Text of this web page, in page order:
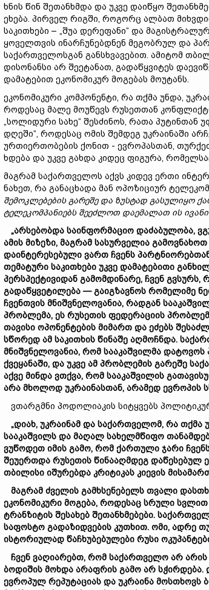
ხნის წინ შეთანხმდა და უკვე დაიწყო
ეხება. პირველ რიგში, როგორც ალბათ
საკითხები – „შუა დერეფანი“ და
ყოველთვის ინარჩუნებდნენ მეგობრულ და
საქართველოსგან განსხვავებით. ამიტომ
დისონანსი არ შეეტანათ, გადაწყვიტეს
დამატებით ეკონომიკურ მოგებას მოუტანს.
ეკონომიკური კომპონენტი, რა თქმა უნდა,
როდესაც მალე მოუწევს რუსეთთან
„სოლიდური სახე“ შესძინოს, რათა
დღეში“, როდესაც ომის შემდეგ უკრაინაში
ურთიერთობების ქონით - ევროპასთან,
ხდება და უკვე გახდა კიდეც ფიგურა,
მაგრამ საქართველოს აქვს კიდევ ერთი
ნახეთ, რა განაცხადა მან ოპოზიციურ
შემოკლებების გარეშე და ზუსტად გასულიყო
ტელეკომპანიებს შეეძლოთ დაემალათ ის
„არსებობდა საინფორმაციო დაძაბულობა,
ამის მიზეზი, მაგრამ სასურველია გამოვნახოთ
დაინტერესებული ვართ ჩვენს
თემატური საკითხები უკვე დამატებითი
პერსპექტივიდან გამომდინარე, ჩვენ გვსურს,
გადაწყვეტილება —გაიგზავნოს რომელიმე
ჩვენთვის მნიშვნელოვანია, რადგან
პრობლემა, ეს რუსეთის ფედერაციის
თავისი ოპონენტების მიმართ და ეძებს
სწორედ ამ საკითხის წინაშე აღმოჩნდა.
მნიშვნელოვანია, რომ სააკაშვილმა დატოვოს
ქვეყანაში, და უკვე ამ პრობლემის გარეშე
აქვე მინდა ვთქვა, რომ სააკაშვილის
არა მხოლოდ უკრაინასთან, არამედ ევროპის
ვთარგმნი პოდოლიაკის სიტყვებს
„დიახ, უკრაინამ და საქართველომ, რა თქმა
სააკაშვილს და მაღალ სახელმწიფო
ვუწოდეთ იმის გამო, რომ ქართული ჯარი
შეუერთდა რუსეთის წინააღმდეგ დაწესებულ
თბილისი იშურებდა კრიტიკას კიევის
მაგრამ ძველის გამხსენებელს თვალი
ეკონომიკური მოგება, როდესაც სრული სვლით
ტრანზიტის შესახებ შეთანხმებები.
საფოსტო გადაზიდვების კუთხით. ომი, ადრე
ისტორიულად წაჩხუბებულები რუსი
ჩვენ ვაღიარებთ, რომ საქართველო არ არის
ბოდიშის მოხდა არაფრის გამო არ სჭირდება.
ევროპულ რეპუტაციას და უკრაინა მოსთხოვს